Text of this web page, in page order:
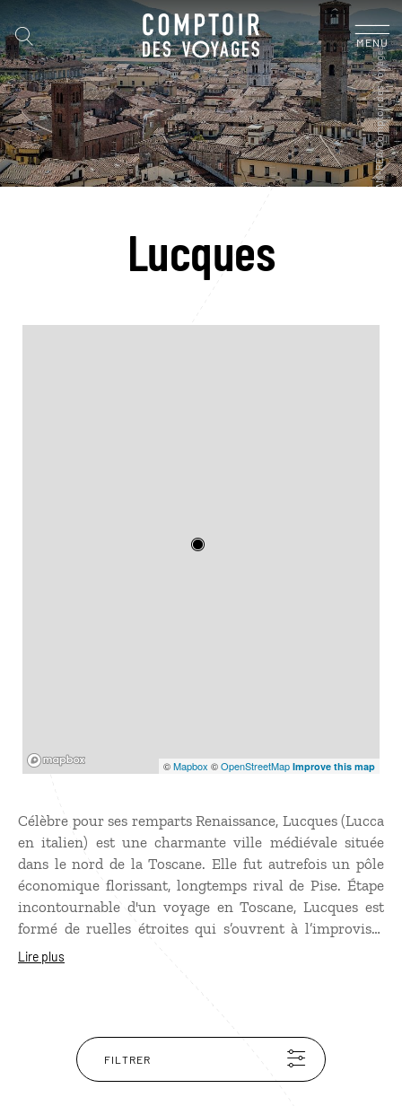
MENU
Lucques
©Mapbox ©OpenStreetMap Improve this map
Célèbre pour ses remparts Renaissance, Lucques (Lucca
en italien) est une charmante ville médiévale située
dans le nord de la Toscane. Elle fut autrefois un pôle
économique florissant, longtemps rival de Pise. Étape
incontournable d'un voyage en Toscane, Lucques est
formé de ruelles étroites qui s’ouvrent à l’improviste
sur de charmantes places. On y découvre de
chênes au sommet, le Dôme de San Martino, et surtout
la Piazza Puccini baptisée en l’honneur du célèbre
compositeur originaire de la ville.
Lire plus
FILTRER